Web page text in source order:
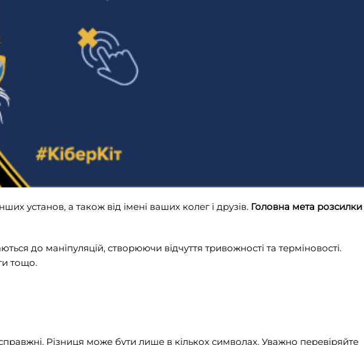
установ, а також від імені ваших колег і друзів. Головна мета розсилки
до маніпуляцій, створюючи відчуття тривожності та терміновості.
тощо.
Різниця може бути лише в кількох символах. Уважно перевіряйте